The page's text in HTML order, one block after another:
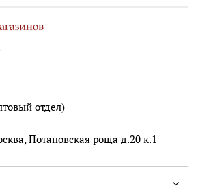
отдел)
Потаповская роща д.20 к.1